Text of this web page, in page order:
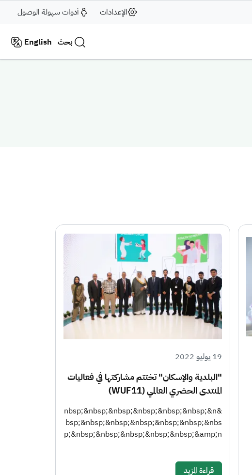
الإعدادات أدوات سهولة الوصول
بحث English
19 يوليو 2022
"البلدية والإسكان" تختتم مشاركتها في فعاليات
المنتدى الحضري العالمي (WUF11)
&nbsp;&nbsp;&nbsp;&nbsp;&nbsp;&nbsp;&n
bsp;&nbsp;&nbsp;&nbsp;&nbsp;&nbsp;&nbs
p;&nbsp;&nbsp;&nbsp;&nbsp;&nbsp;&amp;n
قراءة المزيد